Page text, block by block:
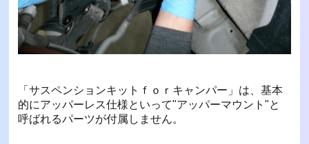
「サスペンションキットｆｏｒキャンパー」は、基本
的にアッパーレス仕様といって"アッパーマウント"と
呼ばれるパーツが付属しません。